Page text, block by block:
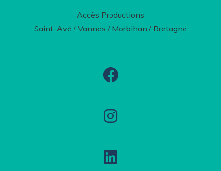
Accès Productions
Saint-Avé / Vannes / Morbihan / Bretagne